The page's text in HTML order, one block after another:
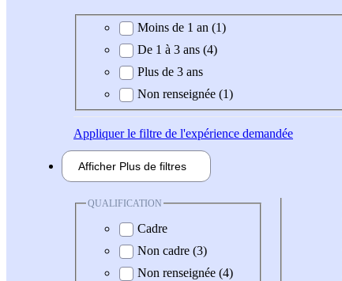
Expérience demandée
Moins de 1 an (1)
De 1 à 3 ans (4)
Plus de 3 ans
Non renseignée (1)
Appliquerle filtre de l'expérience demandée
Afficher Plus de filtres
QUALIFICATION
Cadre
Non cadre (3)
Non renseignée (4)